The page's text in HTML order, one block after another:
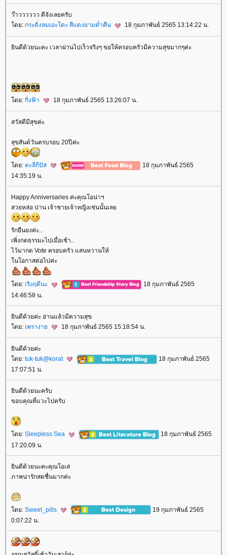
ว๊าวววววว ดีจังเลยครับ
ดย: กระดิ่งลมเอะโดะ สีแดงยามค่ำคืน 18 กุมภาพันธ์ 2565 13:14:22 น.
ินดีด้วยนะคะ เวลาผ่านไปเร็วจริงๆ ขอให้ครอบครัวมีความสุขมากๆค่ะ
ดย: กิ่งฟ้า 18 กุมภาพันธ์ 2565 13:26:07 น.
สวัสดีมีสุขค่ะ
สุขสันต์วันครบรอบ 20ปีค่ะ
ดย: ตะลีกีปัส
18 กุมภาพันธ์ 2565
14:35:19 น.
Happy Anniversaries ค่ะคุณโอน่าฯ
สวยหล่อ ปาน เจ้าชายเจ้าหญิงเช่นนั้นเล
รักยืนยงค่ะ..
เพิ่งกดธรรมะไปเมื่อเช้า..
ไว้มากด Vote ครอบครัว แสนหวานให้
นโอกาสต่อไปค่ะ
ดย: เริงฤดีนะ
18 กุมภาพันธ์ 2565
14:46:58 น.
ินดีด้วยค่ะ อ่านแล้วมีความสุข
ดย: เพรางา 18 กุมภาพันธ์ 2565 15:18:54 น.
ินดีด้วยค่ะ
ดย: tuk-tuk@korat
18 กุมภาพันธ์ 2565
17:07:51 น.
ินดีด้วยนะครับ
ขอบคุณที่แวะไปครับ
ดย: Sleepless Sea
18 กุมภาพันธ์ 2565
17:20:09 น.
ินดีด้วยนะคะคุณโอเล่
ภาพน่ารักสดชื่นมากค่ะ
ดย: Sweet_pills
19 กุมภาพันธ์ 2565
0:07:22 น.